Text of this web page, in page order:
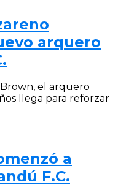
arquero
el arquero
llega para reforzar
a
F.C.